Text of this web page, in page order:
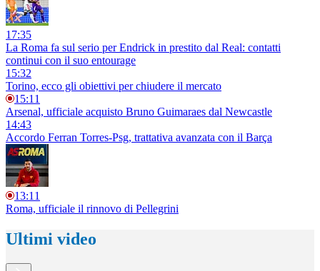
17:35
La Roma fa sul serio per Endrick in prestito dal Real: contatti
continui con il suo entourage
15:32
Torino, ecco gli obiettivi per chiudere il mercato
15:11
Arsenal, ufficiale acquisto Bruno Guimaraes dal Newcastle
14:43
Accordo Ferran Torres-Psg, trattativa avanzata con il Barça
13:11
Roma, ufficiale il rinnovo di Pellegrini
Ultimi video